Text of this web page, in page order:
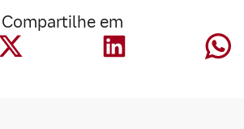
Compartilhe em